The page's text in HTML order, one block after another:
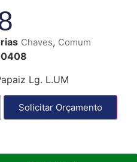
Chaves, Comum
Lg. L.UM
Solicitar Orçamento